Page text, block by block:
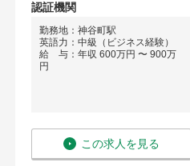
認証機関
勤務地：神谷町駅
英語力：中級（ビジネス経験）
給 与：年収 600万円 〜 900万
円
この求人を見る